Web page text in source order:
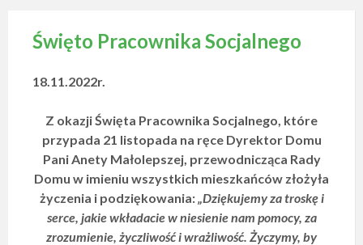
Święto Pracownika Socjalnego
18.11.2022r.
Z okazji Święta Pracownika Socjalnego, które
przypada 21 listopada na ręce Dyrektor Domu
Pani Anety Małolepszej, przewodnicząca Rady
Domu w imieniu wszystkich mieszkańców złożyła
życzenia i podziękowania: „Dziękujemy za troskę i
serce, jakie wkładacie w niesienie nam pomocy, za
zrozumienie, życzliwość i wrażliwość. Życzymy, by